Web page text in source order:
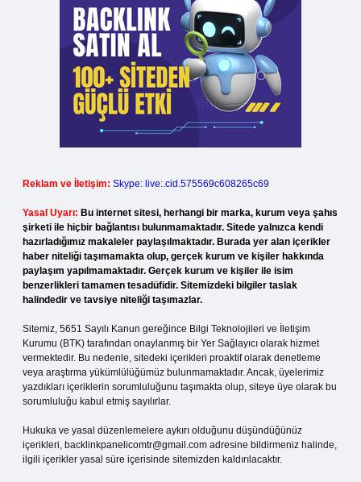
Reklam ve İletişim: Skype: live:.cid.575569c608265c69
Yasal Uyarı: Bu internet sitesi, herhangi bir marka, kurum veya şahıs
şirketi ile hiçbir bağlantısı bulunmamaktadır. Sitede yalnızca kendi
hazırladığımız makaleler paylaşılmaktadır. Burada yer alan içerikler
haber niteliği taşımamakta olup, gerçek kurum ve kişiler hakkında
paylaşım yapılmamaktadır. Gerçek kurum ve kişiler ile isim
benzerlikleri tamamen tesadüfidir. Sitemizdeki bilgiler taslak
halindedir ve tavsiye niteliği taşımazlar.
Sitemiz, 5651 Sayılı Kanun gereğince Bilgi Teknolojileri ve İletişim
Kurumu (BTK) tarafından onaylanmış bir Yer Sağlayıcı olarak hizmet
vermektedir. Bu nedenle, sitedeki içerikleri proaktif olarak denetleme
veya araştırma yükümlülüğümüz bulunmamaktadır. Ancak, üyelerimiz
yazdıkları içeriklerin sorumluluğunu taşımakta olup, siteye üye olarak bu
sorumluluğu kabul etmiş sayılırlar.
Hukuka ve yasal düzenlemelere aykırı olduğunu düşündüğünüz
içerikleri, backlinkpanelicomtr@gmail.com adresine bildirmeniz halinde,
ilgili içerikler yasal süre içerisinde sitemizden kaldırılacaktır.